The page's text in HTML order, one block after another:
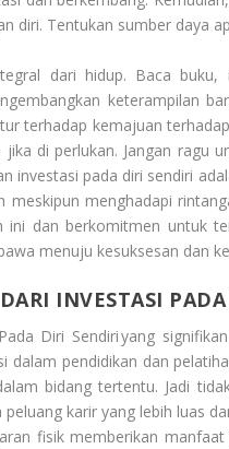
diri. Tentukan sumber daya
dari hidup. Baca
keterampilan
terhadap kemajuan
di perlukan. Jangan ragu
investasi pada diri sendiri
menghadapi
ini dan berkomitmen untuk
menuju kesuksesan dan
INVESTASI
Diri Sendiriyang
dalam pendidikan dan
bidang tertentu. Jadi
karir yang lebih luas
fisik memberikan